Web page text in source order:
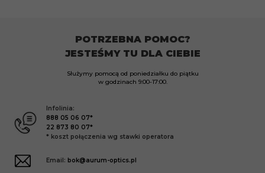
POTRZEBNA POMOC?
JESTEŚMY TU DLA CIEBIE
Służymy pomocą od poniedziałku do piątku
w godzinach 9:00-17:00.
Infolinia:
888 05 06 07*
22 873 80 07*
* koszt połączenia wg stawki operatora
Email: bok@aurum-optics.pl